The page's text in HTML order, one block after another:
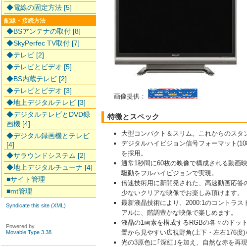
画像提供：
特徴とスペック
大型コンパクト＆スリム。これからのスタ
デジタルハイビジョン信号フォーマット
を採用。
通常1秒間に60枚の映像で構成される動画
駆動をフルハイビジョンで実現。
倍速技術用に新開発された、高速動画応
少ないクリアな映像でお楽しみ頂けます。
最新液晶技術により、2000:1のコントラ
アルに、階調豊かな映像で楽しめます。
液晶の1画素を構成するRGBの各々のドッ
置から見やすい広視野角(上下・左右176度)
光の3原色に｢深紅｣を加え、自然な赤を再
◆電線の固定方法 [5]
配線・接続方法
◆BSアンテナの取付 [8]
◆SkyPerfec TV取付 [7]
◆テレビ [2]
◆テレビとビデオ [5]
◆BS内蔵テレビ [2]
◆テレビとビデオ [3]
◆地上デジタルテレビ [3]
◆デジタルテレビとDVD録
画機 [4]
◆デジタル録画機とテレビ
[4]
◆サラウンドシステム [2]
◆地上デジタルチューナ [4]
■サイト管理
■mt管理
Syndicate this site (XML)
Powered by
Movable Type 3.38